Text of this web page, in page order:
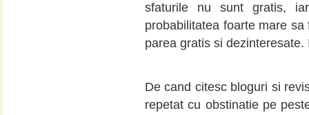
sfaturile nu sunt gratis,
probabilitatea foarte mare
parea gratis si
De cand citesc bloguri si
repetat cu obstinatie pe